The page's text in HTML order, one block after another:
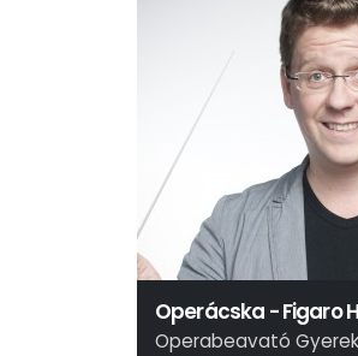
Operácska - Figaro
Operabeavató